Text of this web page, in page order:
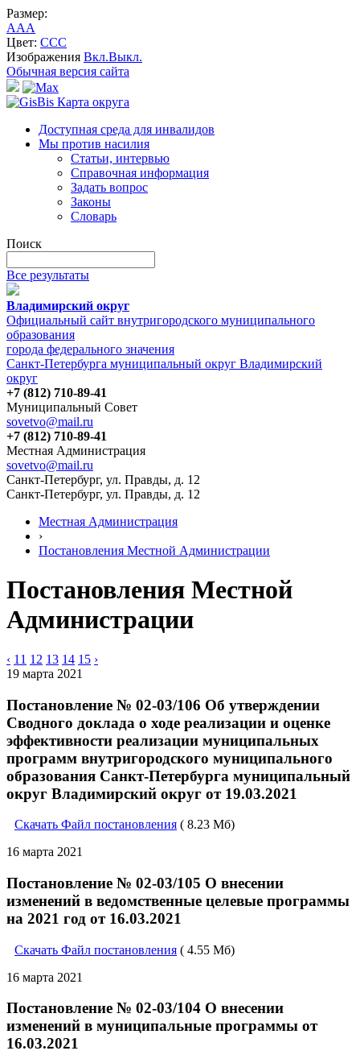
Размер:
AAA
Цвет: CCC
Изображения Вкл.Выкл.
Обычная версия сайта
Карта округа
Доступная среда для инвалидов
Мы против насилия
Статьи, интервью
Справочная информация
Задать вопрос
Законы
Словарь
Поиск
Все результаты
Владимирский округ
Официальный сайт внутригородского муниципального
образования
города федерального значения
Санкт-Петербурга муниципальный округ Владимирский
округ
+7 (812) 710-89-41
Муниципальный Совет
sovetvo@mail.ru
+7 (812) 710-89-41
Местная Администрация
sovetvo@mail.ru
Санкт-Петербург, ул. Правды, д. 12
Санкт-Петербург, ул. Правды, д. 12
Местная Администрация
›
Постановления Местной Администрации
Постановления Местной
Администрации
‹ 11 12 13 14 15 ›
19 марта 2021
Постановление № 02-03/106 Об утверждении
Сводного доклада о ходе реализации и оценке
эффективности реализации муниципальных
программ внутригородского муниципального
образования Санкт-Петербурга муниципальный
округ Владимирский округ от 19.03.2021
Скачать Файл постановления ( 8.23 Мб)
16 марта 2021
Постановление № 02-03/105 О внесении
изменений в ведомственные целевые программы
на 2021 год от 16.03.2021
Скачать Файл постановления ( 4.55 Мб)
16 марта 2021
Постановление № 02-03/104 О внесении
изменений в муниципальные программы от
16.03.2021